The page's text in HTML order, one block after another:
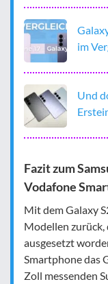
im
Und
Fazit zum
Vodafone
Mit dem Galaxy
Modellen
ausgesetzt
Smartphone das
Zoll messenden